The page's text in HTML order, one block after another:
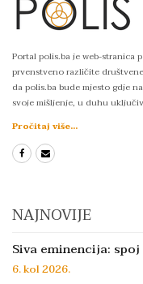
Portal polis.ba je web-stranica
prvenstveno različite
da polis.ba bude mjesto gdje
svoje mišljenje, u duhu
Pročitaj više...
NAJNOVIJE
Siva eminencija:
6. kol 2026.